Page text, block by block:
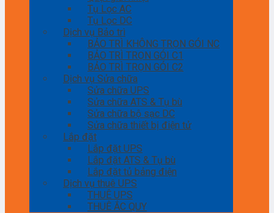
Tụ Lọc AC
Tụ Lọc DC
Dịch vụ Bảo trì
BẢO TRÌ KHÔNG TRỌN GÓI NC
BẢO TRÌ TRỌN GÓI C1
BẢO TRÌ TRỌN GÓI C2
Dịch vụ Sửa chữa
Sửa chữa UPS
Sửa chữa ATS & Tụ bù
Sửa chữa bộ sạc DC
Sửa chữa thiết bị điện tử
Lắp đặt
Lắp đặt UPS
Lắp đặt ATS & Tụ bù
Lắp đặt tủ bảng điện
Dịch vụ thuê UPS
THUÊ UPS
THUÊ ẮC QUY